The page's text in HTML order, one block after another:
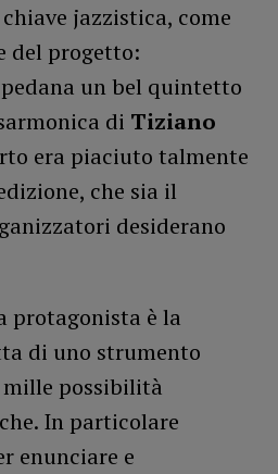
jazzistica, come
del progetto:
pedana un bel quintetto
di Tiziano
era piaciuto talmente
che sia il
desiderano
protagonista è la
di uno strumento
possibilità
In particolare
enunciare e